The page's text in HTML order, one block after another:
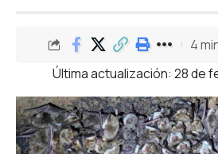
Última actualización: 28 de
4